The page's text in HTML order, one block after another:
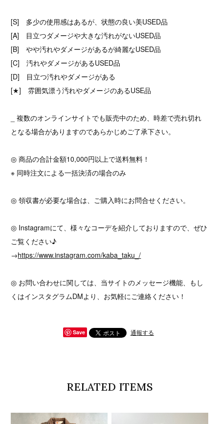
[S] 多少の使用感はあるが、状態の良い美USED品
[A] 目立つダメージや大きな汚れがないUSED品
[B] やや汚れやダメージがあるが綺麗なUSED品
[C] 汚れやダメージがあるUSED品
[D] 目立つ汚れやダメージがある
[★] 雰囲気漂う汚れやダメージのあるUSE品
_ 複数のオンラインサイトでも販売中のため、時差で売れ切れ
となる場合がありますのであらかじめご了承下さい。
◎ 商品の合計金額10,000円以上で送料無料！
※ 同時注文による一括決済の場合のみ
◎ 領収書が必要な場合は、ご購入時にお問合せください。
◎ Instagramにて、様々なコーデを紹介しておりますので、ぜひ
ご覧ください♪
→https://www.instagram.com/kaba_taku_/
◎ お問い合わせに関しては、当サイトのメッセージ機能、もし
くはインスタグラムDMより、お気軽にご連絡ください！
Save 通報する
RELATED ITEMS